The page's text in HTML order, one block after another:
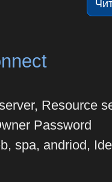
Resource
Password
spa, andriod,